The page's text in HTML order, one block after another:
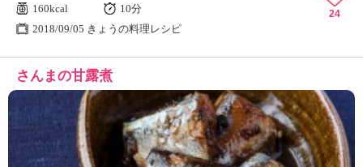
160kcal
10分
2018/09/05 きょうの料理レシピ
24
さんまの甘露煮